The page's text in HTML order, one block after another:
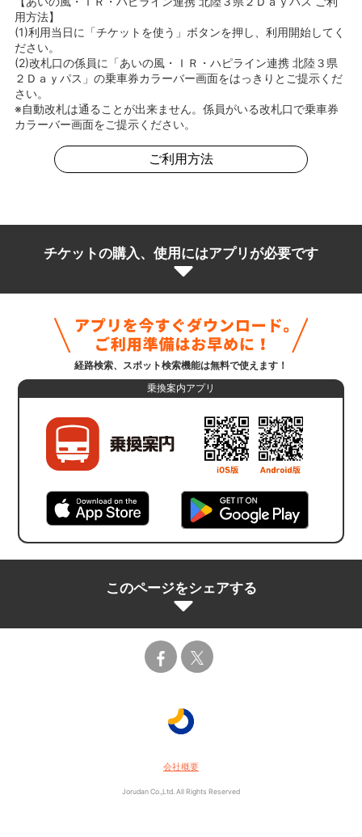
用方法】
(1)利用当日に「チケットを使う」ボタンを押し、利用開始してく
ださい。
(2)改札口の係員に「あいの風・ＩＲ・ハピライン連携 北陸３県
２Ｄａｙパス」の乗車券カラーバー画面をはっきりとご提示くだ
さい。
※自動改札は通ることが出来ません。係員がいる改札口で乗車券
カラーバー画面をご提示ください。
ご利用方法
チケットの購入、使用にはアプリが必要です
経路検索、スポット検索機能は無料で使えます！
乗換案内アプリ
このページをシェアする
会社概要
Jorudan Co.,Ltd. All Rights Reserved